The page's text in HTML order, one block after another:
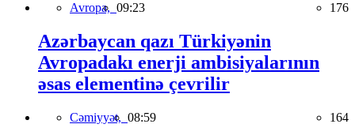
Avropa, 09:23 176
Azərbaycan qazı Türkiyənin
Avropadakı enerji ambisiyalarının
əsas elementinə çevrilir
Cəmiyyət, 08:59 164